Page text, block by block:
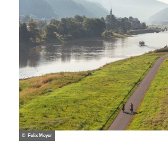
© Felix Meyer